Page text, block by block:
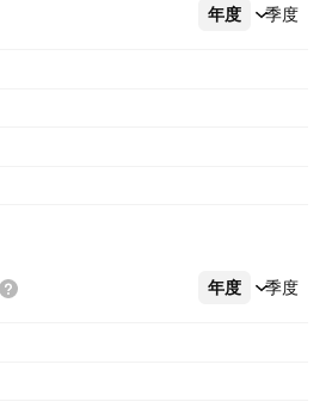
年度 季度
更多
年度 季度
更多